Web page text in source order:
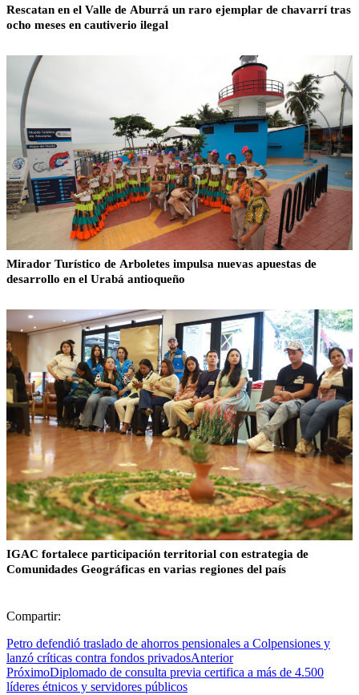
Rescatan en el Valle de Aburrá un raro ejemplar de chavarrí tras
ocho meses en cautiverio ilegal
Mirador Turístico de Arboletes impulsa nuevas apuestas de
desarrollo en el Urabá antioqueño
IGAC fortalece participación territorial con estrategia de
Comunidades Geográficas en varias regiones del país
Compartir:
Petro defendió traslado de ahorros pensionales a Colpensiones y
lanzó críticas contra fondos privadosAnterior
PróximoDiplomado de consulta previa certifica a más de 4.500
líderes étnicos y servidores públicos